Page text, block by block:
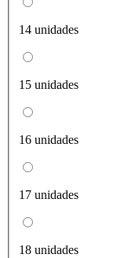
14 unidades
15 unidades
16 unidades
17 unidades
18 unidades